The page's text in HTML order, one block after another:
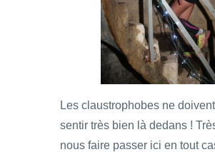
Les claustrophobes ne
sentir très bien là dedans !
nous faire passer ici en tout